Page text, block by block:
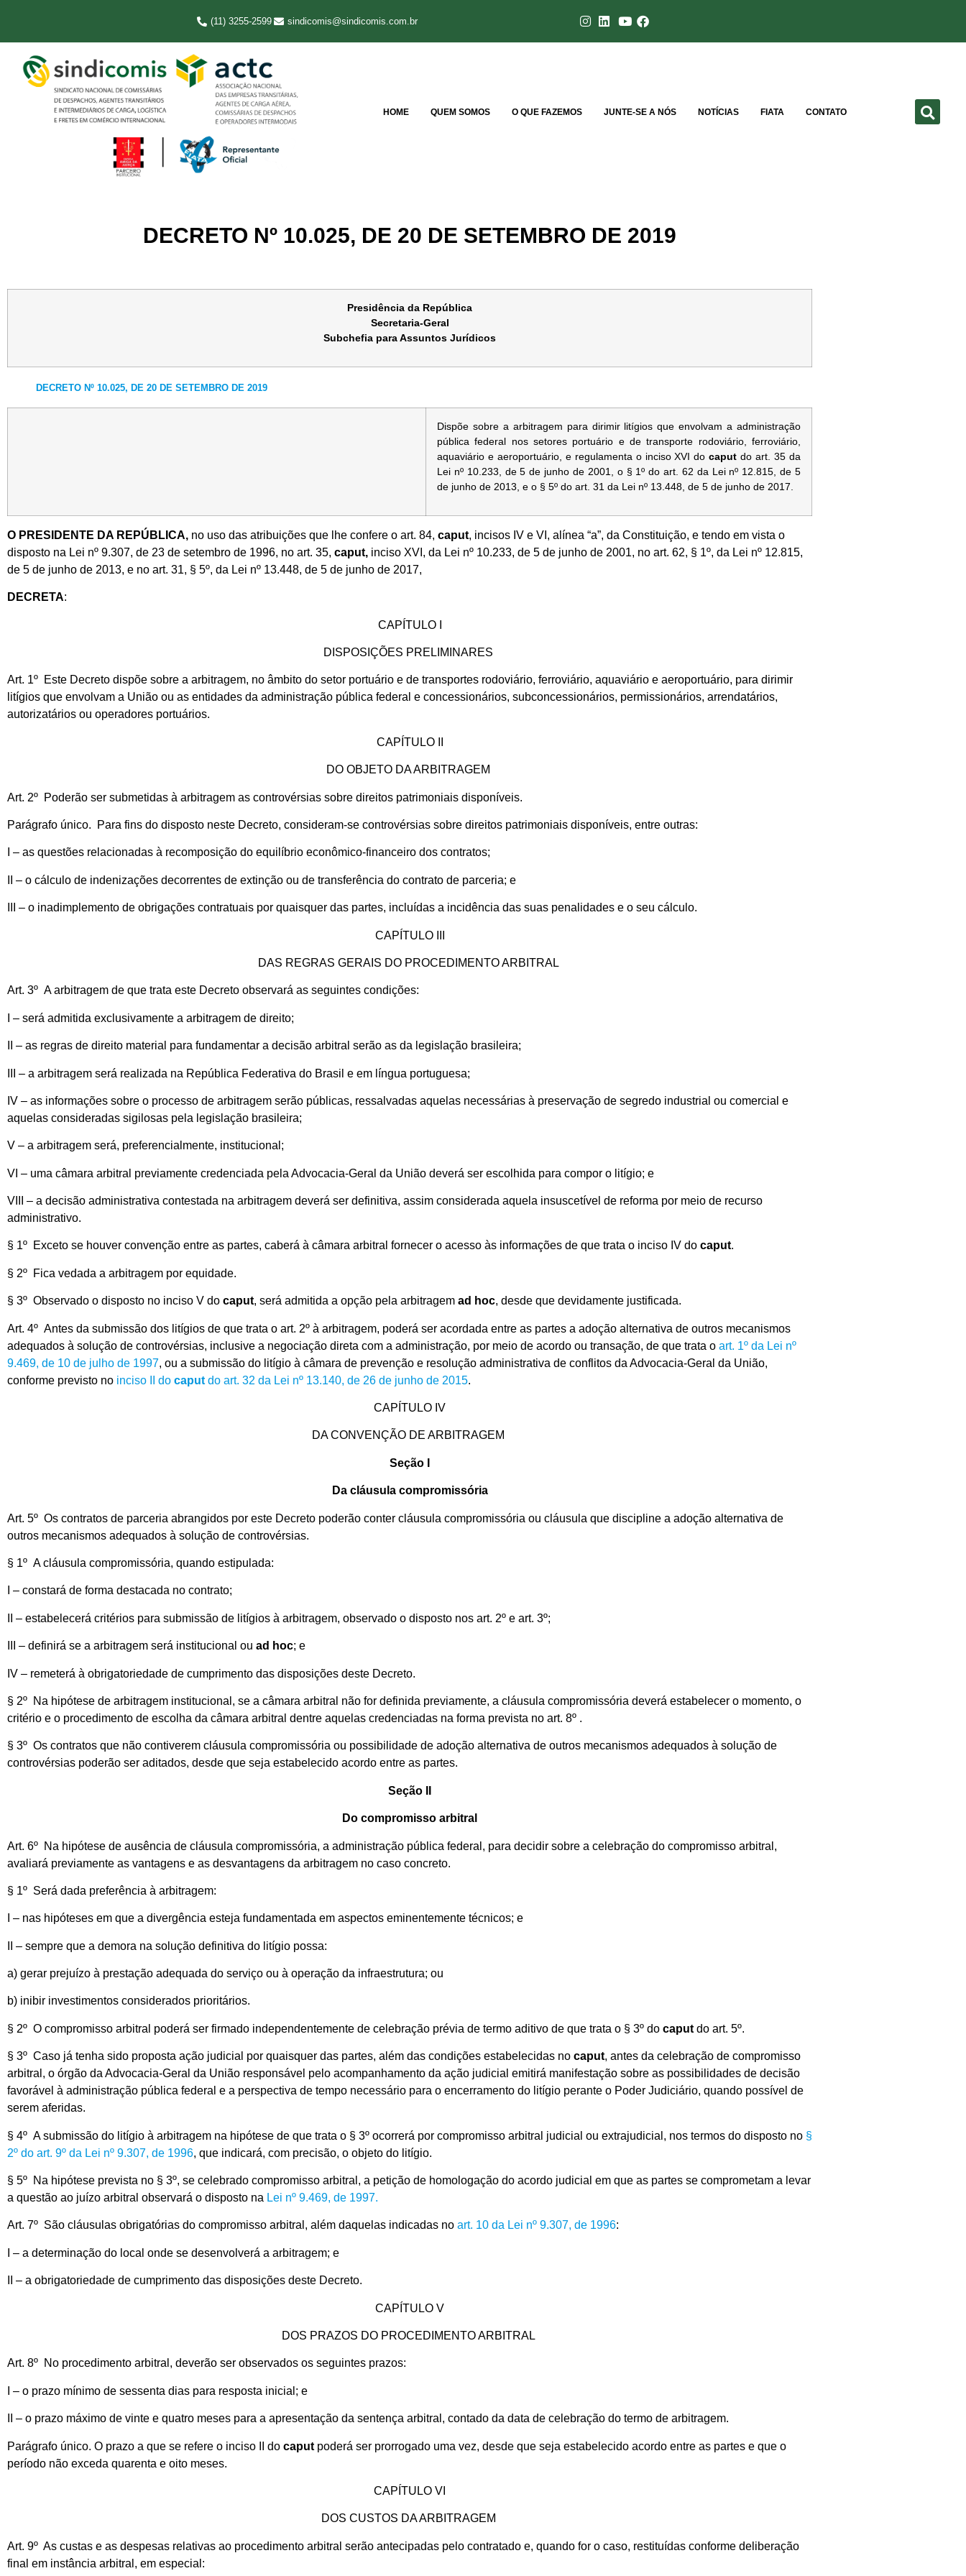
(11) 3255-2599 sindicomis@sindicomis.com.br
HOME QUEM SOMOS O QUE FAZEMOS JUNTE-SE A NÓS NOTÍCIAS FIATA CONTATO
DECRETO Nº 10.025, DE 20 DE SETEMBRO DE 2019
Presidência da República
Secretaria-Geral
Subchefia para Assuntos Jurídicos
DECRETO Nº 10.025, DE 20 DE SETEMBRO DE 2019
Dispõe sobre a arbitragem para dirimir litígios que envolvam a administração
pública federal nos setores portuário e de transporte rodoviário, ferroviário,
aquaviário e aeroportuário, e regulamenta o inciso XVI docaputdo art. 35 da
Lei nº 10.233, de 5 de junho de 2001, o § 1º do art. 62 da Lei nº 12.815, de 5
de junho de 2013, e o § 5º do art. 31 da Lei nº 13.448, de 5 de junho de 2017.
O PRESIDENTE DA REPÚBLICA, no uso das atribuições que lhe confere o art. 84, caput, incisos IV e VI, alínea “a”, da Constituição, e tendo em vista o
disposto na Lei nº 9.307, de 23 de setembro de 1996, no art. 35, caput, inciso XVI, da Lei nº 10.233, de 5 de junho de 2001, no art. 62, § 1º, da Lei nº 12.815,
de 5 de junho de 2013, e no art. 31, § 5º, da Lei nº 13.448, de 5 de junho de 2017,
DECRETA:
CAPÍTULO I
DISPOSIÇÕES PRELIMINARES
Art. 1º Este Decreto dispõe sobre a arbitragem, no âmbito do setor portuário e de transportes rodoviário, ferroviário, aquaviário e aeroportuário, para dirimir
litígios que envolvam a União ou as entidades da administração pública federal e concessionários, subconcessionários, permissionários, arrendatários,
autorizatários ou operadores portuários.
CAPÍTULO II
DO OBJETO DA ARBITRAGEM
Art. 2º Poderão ser submetidas à arbitragem as controvérsias sobre direitos patrimoniais disponíveis.
Parágrafo único. Para fins do disposto neste Decreto, consideram-se controvérsias sobre direitos patrimoniais disponíveis, entre outras:
I – as questões relacionadas à recomposição do equilíbrio econômico-financeiro dos contratos;
II – o cálculo de indenizações decorrentes de extinção ou de transferência do contrato de parceria; e
III – o inadimplemento de obrigações contratuais por quaisquer das partes, incluídas a incidência das suas penalidades e o seu cálculo.
CAPÍTULO III
DAS REGRAS GERAIS DO PROCEDIMENTO ARBITRAL
Art. 3º A arbitragem de que trata este Decreto observará as seguintes condições:
I – será admitida exclusivamente a arbitragem de direito;
II – as regras de direito material para fundamentar a decisão arbitral serão as da legislação brasileira;
III – a arbitragem será realizada na República Federativa do Brasil e em língua portuguesa;
IV – as informações sobre o processo de arbitragem serão públicas, ressalvadas aquelas necessárias à preservação de segredo industrial ou comercial e
aquelas consideradas sigilosas pela legislação brasileira;
V – a arbitragem será, preferencialmente, institucional;
VI – uma câmara arbitral previamente credenciada pela Advocacia-Geral da União deverá ser escolhida para compor o litígio; e
VIII – a decisão administrativa contestada na arbitragem deverá ser definitiva, assim considerada aquela insuscetível de reforma por meio de recurso
administrativo.
§ 1º Exceto se houver convenção entre as partes, caberá à câmara arbitral fornecer o acesso às informações de que trata o inciso IV do caput.
§ 2º Fica vedada a arbitragem por equidade.
§ 3º Observado o disposto no inciso V do caput, será admitida a opção pela arbitragem ad hoc, desde que devidamente justificada.
Art. 4º Antes da submissão dos litígios de que trata o art. 2º à arbitragem, poderá ser acordada entre as partes a adoção alternativa de outros mecanismos
adequados à solução de controvérsias, inclusive a negociação direta com a administração, por meio de acordo ou transação, de que trata o art. 1º da Lei nº
9.469, de 10 de julho de 1997, ou a submissão do litígio à câmara de prevenção e resolução administrativa de conflitos da Advocacia-Geral da União,
conforme previsto no inciso II do caput do art. 32 da Lei nº 13.140, de 26 de junho de 2015.
CAPÍTULO IV
DA CONVENÇÃO DE ARBITRAGEM
Seção I
Da cláusula compromissória
Art. 5º Os contratos de parceria abrangidos por este Decreto poderão conter cláusula compromissória ou cláusula que discipline a adoção alternativa de
outros mecanismos adequados à solução de controvérsias.
§ 1º A cláusula compromissória, quando estipulada:
I – constará de forma destacada no contrato;
II – estabelecerá critérios para submissão de litígios à arbitragem, observado o disposto nos art. 2º e art. 3º;
III – definirá se a arbitragem será institucional ou ad hoc; e
IV – remeterá à obrigatoriedade de cumprimento das disposições deste Decreto.
§ 2º Na hipótese de arbitragem institucional, se a câmara arbitral não for definida previamente, a cláusula compromissória deverá estabelecer o momento, o
critério e o procedimento de escolha da câmara arbitral dentre aquelas credenciadas na forma prevista no art. 8º .
§ 3º Os contratos que não contiverem cláusula compromissória ou possibilidade de adoção alternativa de outros mecanismos adequados à solução de
controvérsias poderão ser aditados, desde que seja estabelecido acordo entre as partes.
Seção II
Do compromisso arbitral
Art. 6º Na hipótese de ausência de cláusula compromissória, a administração pública federal, para decidir sobre a celebração do compromisso arbitral,
avaliará previamente as vantagens e as desvantagens da arbitragem no caso concreto.
§ 1º Será dada preferência à arbitragem:
I – nas hipóteses em que a divergência esteja fundamentada em aspectos eminentemente técnicos; e
II – sempre que a demora na solução definitiva do litígio possa:
a) gerar prejuízo à prestação adequada do serviço ou à operação da infraestrutura; ou
b) inibir investimentos considerados prioritários.
§ 2º O compromisso arbitral poderá ser firmado independentemente de celebração prévia de termo aditivo de que trata o § 3º do caput do art. 5º.
§ 3º Caso já tenha sido proposta ação judicial por quaisquer das partes, além das condições estabelecidas no caput, antes da celebração de compromisso
arbitral, o órgão da Advocacia-Geral da União responsável pelo acompanhamento da ação judicial emitirá manifestação sobre as possibilidades de decisão
favorável à administração pública federal e a perspectiva de tempo necessário para o encerramento do litígio perante o Poder Judiciário, quando possível de
serem aferidas.
§ 4º A submissão do litígio à arbitragem na hipótese de que trata o § 3º ocorrerá por compromisso arbitral judicial ou extrajudicial, nos termos do disposto no §
2º do art. 9º da Lei nº 9.307, de 1996, que indicará, com precisão, o objeto do litígio.
§ 5º Na hipótese prevista no § 3º, se celebrado compromisso arbitral, a petição de homologação do acordo judicial em que as partes se comprometam a levar
a questão ao juízo arbitral observará o disposto na Lei nº 9.469, de 1997.
Art. 7º São cláusulas obrigatórias do compromisso arbitral, além daquelas indicadas no art. 10 da Lei nº 9.307, de 1996:
I – a determinação do local onde se desenvolverá a arbitragem; e
II – a obrigatoriedade de cumprimento das disposições deste Decreto.
CAPÍTULO V
DOS PRAZOS DO PROCEDIMENTO ARBITRAL
Art. 8º No procedimento arbitral, deverão ser observados os seguintes prazos:
I – o prazo mínimo de sessenta dias para resposta inicial; e
II – o prazo máximo de vinte e quatro meses para a apresentação da sentença arbitral, contado da data de celebração do termo de arbitragem.
Parágrafo único. O prazo a que se refere o inciso II do caput poderá ser prorrogado uma vez, desde que seja estabelecido acordo entre as partes e que o
período não exceda quarenta e oito meses.
CAPÍTULO VI
DOS CUSTOS DA ARBITRAGEM
Art. 9º As custas e as despesas relativas ao procedimento arbitral serão antecipadas pelo contratado e, quando for o caso, restituídas conforme deliberação
final em instância arbitral, em especial: